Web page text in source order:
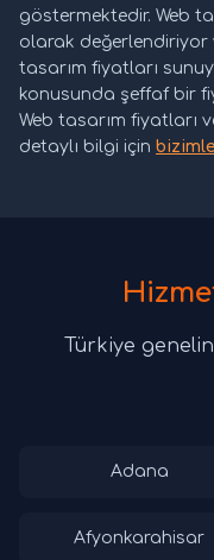
göstermektedir. Web
olarak değerlendiriyor
tasarım fiyatları
konusunda şeffaf bir
Web tasarım fiyatları
detaylı bilgi için
Türkiye
Adana
Afyonkarahisar